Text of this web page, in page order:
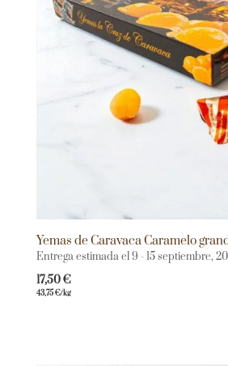
Yemas de Caravaca Caramelo
Entrega estimada el 9 - 15 septiembre,
17,50€
43,75€/kg